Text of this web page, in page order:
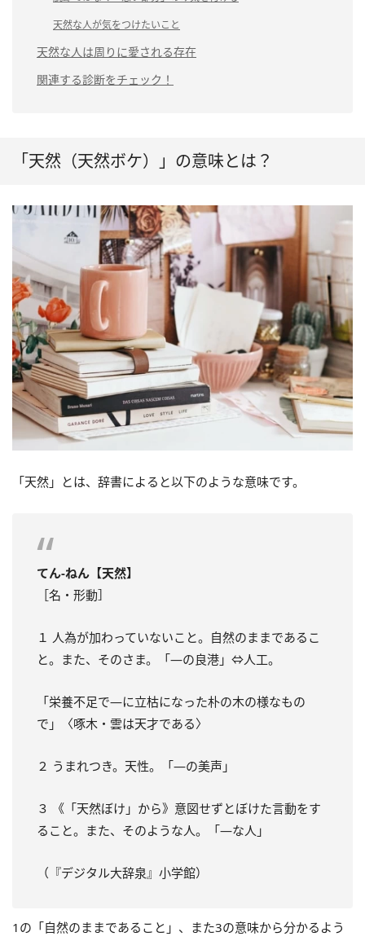
天然な人が気をつけたいこと
天然な人は周りに愛される存在
関連する診断をチェック！
「天然（天然ボケ）」の意味とは？
「天然」とは、辞書によると以下のような意味です。
てん‐ねん【天然】
［名・形動］
１ 人為が加わっていないこと。自然のままであるこ
と。また、そのさま。「―の良港」⇔人工。
「栄養不足で―に立枯になった朴の木の様なもの
で」〈啄木・雲は天才である〉
２ うまれつき。天性。「―の美声」
３ 《「天然ぼけ」から》意図せずとぼけた言動をす
ること。また、そのような人。「―な人」
（『デジタル大辞泉』小学館）
1の「自然のままであること」、また3の意味から分かるよう